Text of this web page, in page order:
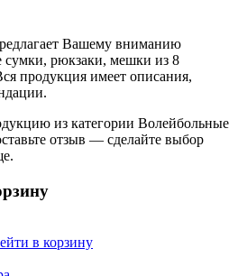
Вашему вниманию
сумки, рюкзаки, мешки из 8
продукция имеет описания,
из категории Волейбольные
отзыв — сделайте выбор
в корзину